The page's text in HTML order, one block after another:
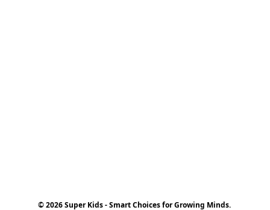
© 2026 Super Kids - Smart Choices for Growing Minds.